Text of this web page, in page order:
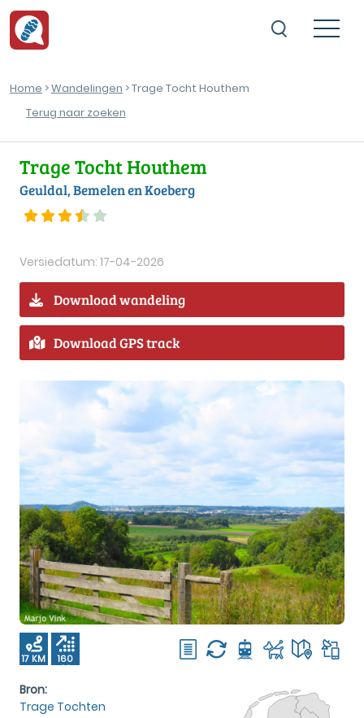
Home >Wandelingen > Trage Tocht Houthem
Terug naar zoeken
Trage Tocht Houthem
Geuldal, Bemelen en Koeberg
Versiedatum: 17-04-2026
Download wandeling
Download GPS track
17 KM 160
M
Bron:
Trage Tochten